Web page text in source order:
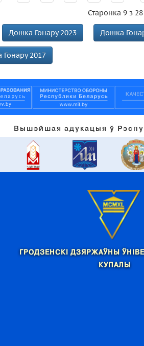
Старонка 9 з 28
Дошка Гонару 2023 Дошка
2017
Вышэйшая адукацыя ў
ГРОДЗЕНСКІ ДЗЯРЖАЎНЫ
КУПАЛЫ